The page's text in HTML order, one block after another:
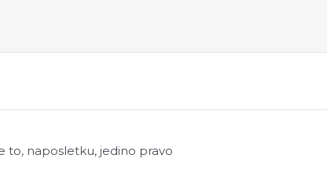
to, naposletku, jedino pravo